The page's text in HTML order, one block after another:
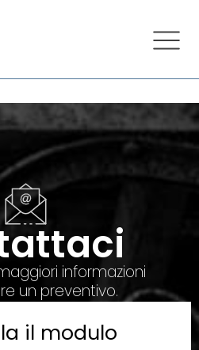
informazioni
un preventivo.
il modulo